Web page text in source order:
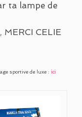
ta lampe de
MERCI CELIE
sportive de luxe : ici